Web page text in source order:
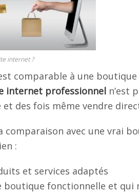
internet ?
comparable à une
internet professionnel n’est
des fois même vendre
comparaison avec une vrai
:
et services adaptés
boutique fonctionnelle et qui